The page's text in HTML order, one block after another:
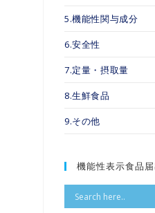
5.機能性関与成分
6.安全性
7.定量・摂取量
8.生鮮食品
9.その他
機能性表示食品